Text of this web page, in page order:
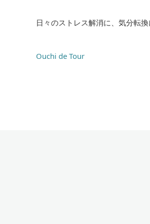
日々のストレス解消に、気分転
Ouchi de Tour